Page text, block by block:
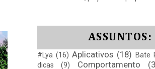
ASSUNTOS:
#Lya (16) Aplicativos (18) Bate
dicas
(9) Comportamento